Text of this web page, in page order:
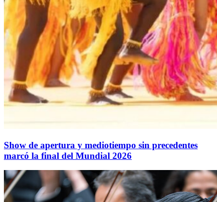
Show de apertura y mediotiempo sin precedentes
marcó la final del Mundial 2026